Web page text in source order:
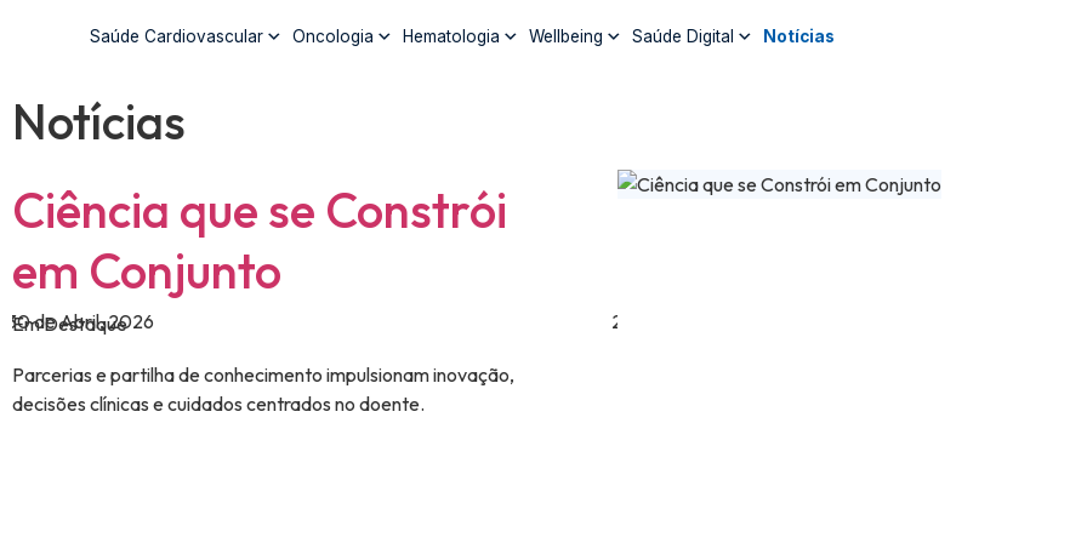
Saúde Cardiovascular Oncologia Hematologia Wellbeing Saúde Digital Notícias
Notícias
Em Destaque
Ciência que se Constrói
em Conjunto
Parcerias e partilha de conhecimento impulsionam inovação,
decisões clínicas e cuidados centrados no doente.
30 de Abril, 2026
Na LMA, Cada
29 de Abril, 2026